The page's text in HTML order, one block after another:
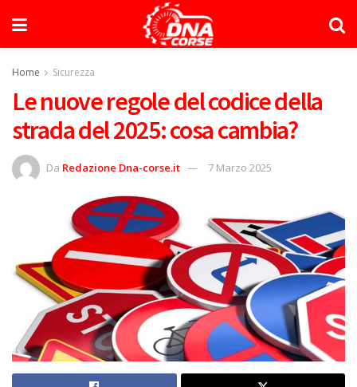
Home Sicurezza
Le nuove regole del codice della
strada del 2025: cosa cambia?
Da Redazione Dna-corse.it 7 Marzo 2025